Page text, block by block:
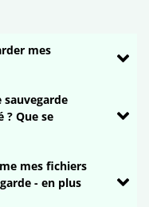
mes
Que se
mes fichiers
- en plus